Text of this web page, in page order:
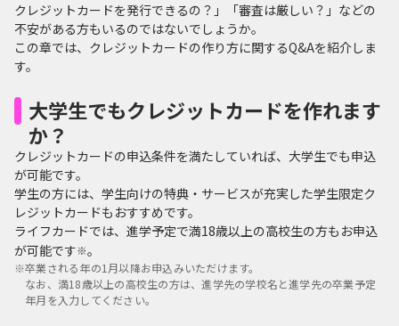
クレジットカードを発行できるの？」「審査は厳しい？」などの
不安がある方もいるのではないでしょうか。
この章では、クレジットカードの作り方に関するQ&Aを紹介しま
す。
大学生でもクレジットカードを作れます
か？
クレジットカードの申込条件を満たしていれば、大学生でも申込
が可能です。
学生の方には、学生向けの特典・サービスが充実した学生限定ク
レジットカードもおすすめです。
ライフカードでは、進学予定で満18歳以上の高校生の方もお申込
が可能です※。
※卒業される年の1月以降お申込みいただけます。
なお、満18歳以上の高校生の方は、進学先の学校名と進学先の卒業予定
年月を入力してください。